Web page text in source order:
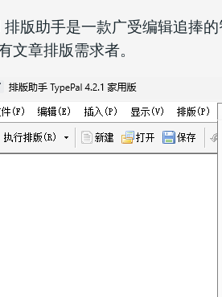
排版助手是一款广受编辑追捧
文章排版需求者。